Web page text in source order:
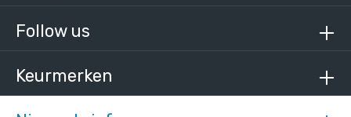
Follow us
Keurmerken